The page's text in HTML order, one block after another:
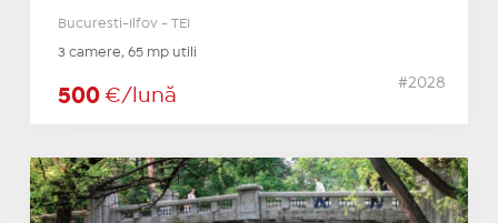
Bucuresti-Ilfov - TEI
3 camere, 65 mp utili
500 €/lună
#2028